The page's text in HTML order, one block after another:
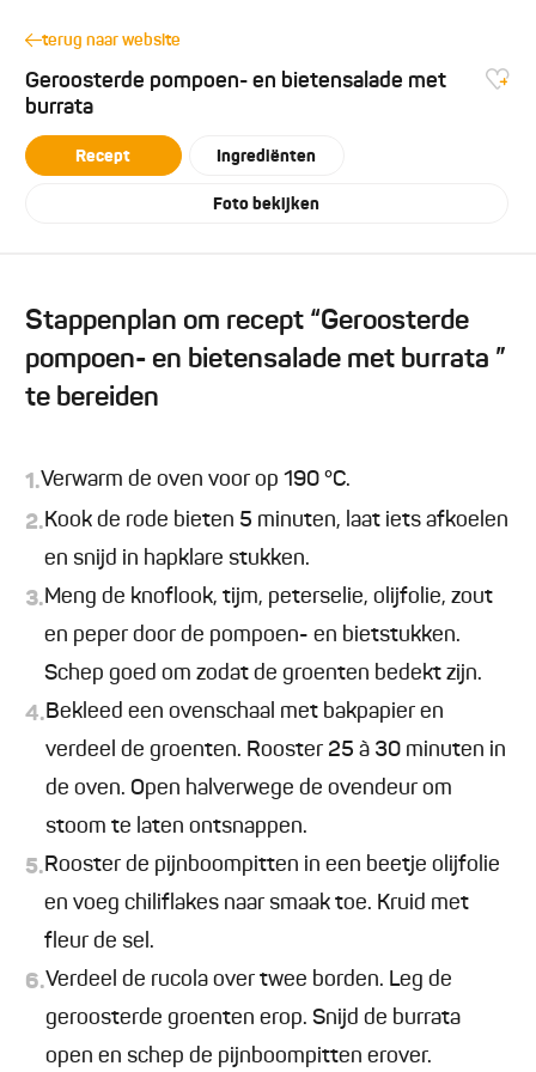
terug naar website
Geroosterde pompoen- en bietensalade met
burrata
Recept Ingrediënten
Foto bekijken
Stappenplan om recept “Geroosterde
pompoen- en bietensalade met burrata ”
te bereiden
1.Verwarm de oven voor op 190 °C.
2. Kook de rode bieten 5 minuten, laat iets afkoelen
en snijd in hapklare stukken.
3.Meng de knoflook, tijm, peterselie, olijfolie, zout
en peper door de pompoen- en bietstukken.
Schep goed om zodat de groenten bedekt zijn.
4. Bekleed een ovenschaal met bakpapier en
verdeel de groenten. Rooster 25 à 30 minuten in
de oven. Open halverwege de ovendeur om
stoom te laten ontsnappen.
5. Rooster de pijnboompitten in een beetje olijfolie
en voeg chiliflakes naar smaak toe. Kruid met
fleur de sel.
6.Verdeel de rucola over twee borden. Leg de
geroosterde groenten erop. Snijd de burrata
open en schep de pijnboompitten erover.